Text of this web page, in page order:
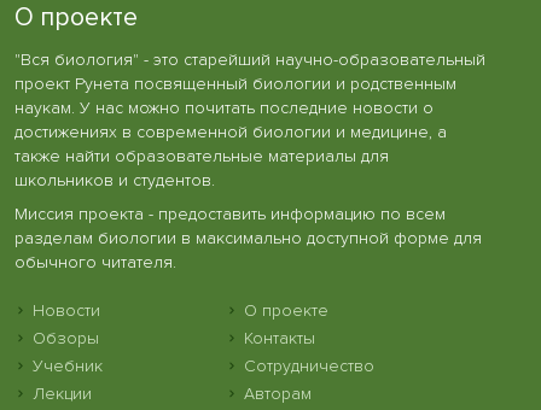
О проекте
"Вся биология" - это старейший научно-образовательный
проект Рунета посвященный биологии и родственным
наукам. У нас можно почитать последние новости о
достижениях в современной биологии и медицине, а
также найти образовательные материалы для
школьников и студентов.
Миссия проекта - предоставить информацию по всем
разделам биологии в максимально доступной форме для
обычного читателя.
Новости
Обзоры
Учебник
Лекции
О проекте
Контакты
Сотрудничество
Авторам